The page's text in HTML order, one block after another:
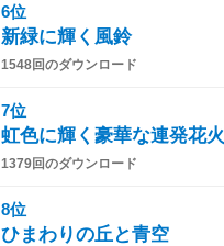
6位
新緑に輝く風鈴
1548回のダウンロード
7位
虹色に輝く豪華な連発花火
1379回のダウンロード
8位
ひまわりの丘と青空